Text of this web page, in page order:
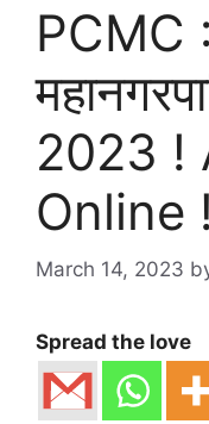
PCMC :
2023 !
Online !
March 14, 2023
Spread the love